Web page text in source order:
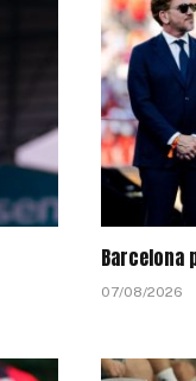
Barcelona
07/08/2026